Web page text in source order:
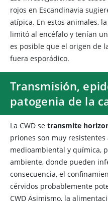
rojos en Escandinavia
atípica. En estos animales,
limitó al encéfalo y tenían
es posible que el origen de
fuera esporádico.
Transmisión,
patogenia de la
La CWD se transmite
priones son muy resistentes
medioambiental y química,
ambiente, donde pueden
consecuencia, el
cérvidos probablemente
CWD Asimismo, la